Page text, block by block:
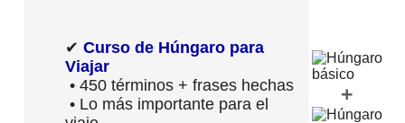
✔ Curso de Húngaro para
Viajar
• 450 términos + frases hechas
• Lo más importante para el
+